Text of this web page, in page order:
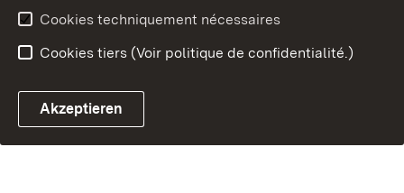
Cookies techniquement nécessaires
Cookies tiers (Voir politique de confidentialité.)
Akzeptieren